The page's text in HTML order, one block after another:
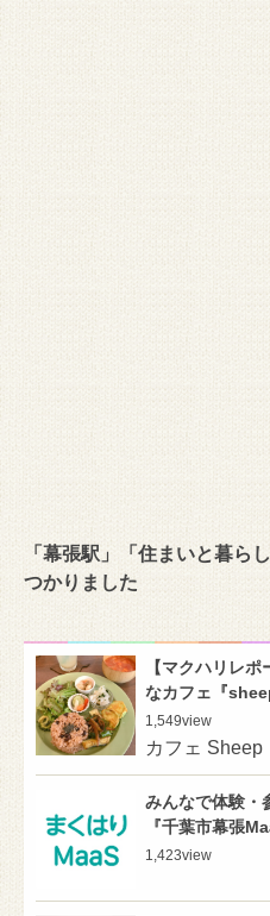
「幕張駅」「住まいと暮ら
つかりました
【マクハリレ
なカフェ『
1,549view
カフェ Sheep
みんなで体験・
『千葉市幕張
1,423view